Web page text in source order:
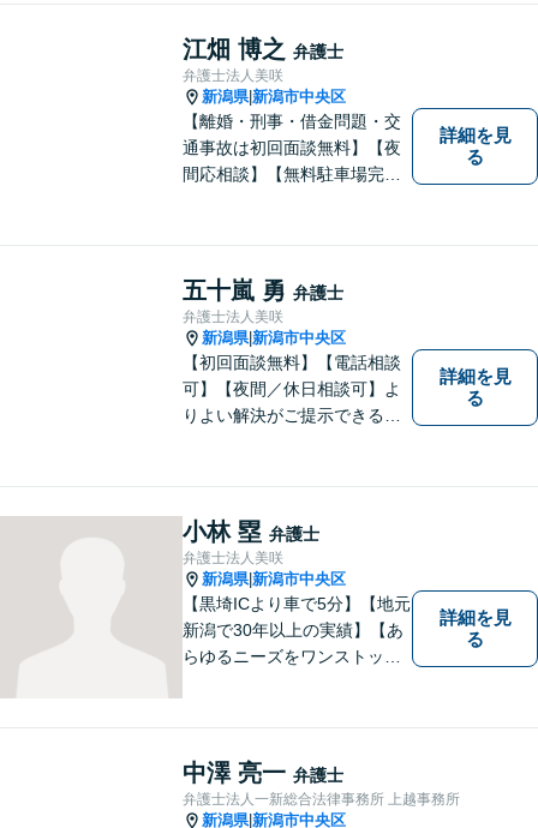
解決方法をわかりやすく説明
し、元の生活に戻っていただ
けるよう尽力します。【地域
の皆様のお力になりたい】
江畑 博之 弁護士
弁護士法人美咲
新潟県|新潟市中央区
【離婚・刑事・借金問題・交
通事故は初回面談無料】【夜
間応相談】【無料駐車場完
語も丁寧に解説いたします。
個人の方も法人の方も、お気
軽にご相談ください。
詳細を見
る
五十嵐 勇 弁護士
弁護士法人美咲
新潟県|新潟市中央区
【初回面談無料】【電話相談
可】【夜間／休日相談可】よ
りよい解決がご提示できるよ
お気軽にご相談ください。
詳細を見
る
小林 塁 弁護士
弁護士法人美咲
新潟県|新潟市中央区
【黒埼ICより車で5分】【地元
新潟で30年以上の実績】【あ
らゆるニーズをワンストップ
れを実現できるよう、最大限
の努力をいたします。
詳細を見
る
中澤 亮一 弁護士
弁護士法人一新総合法律事務所 上越事務所
新潟県|新潟市中央区